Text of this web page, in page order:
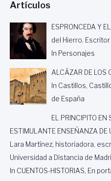
Artículos
ESPRONCEDA Y
del Hierro.
In Personajes
ALCÁZAR DE LOS
In Castillos,
de España
EL PRINCIPITO
ESTIMULANTE ENSEÑANZA DE
Lara Martínez, historiadora,
Universidad a Distancia de
In CUENTOS-HISTORIAS, En